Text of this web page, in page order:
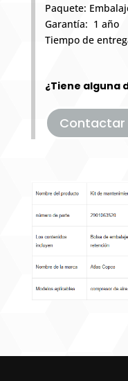
Paquete:
Garantía: 1 año
Tiempo de
¿Tiene alguna
Contactar